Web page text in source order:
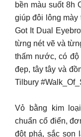
bền màu suốt 8h
giúp đôi lông mày
Got It Dual
từng nét vẽ và
thấm nước, có
đẹp, tây tây và
Tilbury
Vỏ bằng kim
chuẩn cổ điển,
đột phá, sắc son